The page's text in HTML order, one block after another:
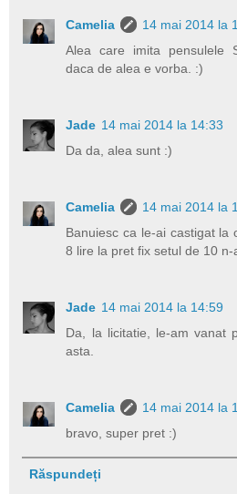
Camelia
14 mai 2014 la
Alea care imita pensulele
daca de alea e vorba. :)
Jade 14 mai 2014 la 14:33
Da da, alea sunt :)
Camelia
14 mai 2014 la
Banuiesc ca le-ai castigat la
8 lire la pret fix setul de 10 n-
Jade 14 mai 2014 la 14:59
Da, la licitatie, le-am vanat
asta.
Camelia
14 mai 2014 la
bravo, super pret :)
Răspundeți